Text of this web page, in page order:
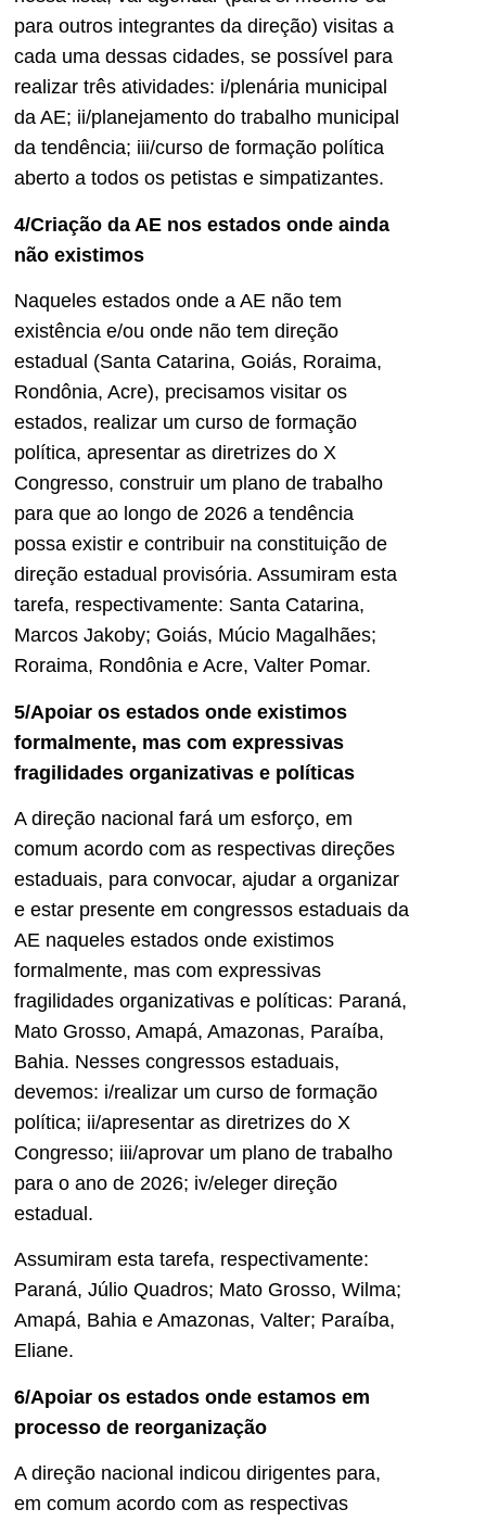
para outros integrantes da direção) visitas a
cada uma dessas cidades, se possível para
realizar três atividades: i/plenária municipal
da AE; ii/planejamento do trabalho municipal
da tendência; iii/curso de formação política
aberto a todos os petistas e simpatizantes.
4/Criação da AE nos estados onde ainda
não existimos
Naqueles estados onde a AE não tem
existência e/ou onde não tem direção
estadual (Santa Catarina, Goiás, Roraima,
Rondônia, Acre), precisamos visitar os
estados, realizar um curso de formação
política, apresentar as diretrizes do X
Congresso, construir um plano de trabalho
para que ao longo de 2026 a tendência
possa existir e contribuir na constituição de
direção estadual provisória. Assumiram esta
tarefa, respectivamente: Santa Catarina,
Marcos Jakoby; Goiás, Múcio Magalhães;
Roraima, Rondônia e Acre, Valter Pomar.
5/Apoiar os estados onde existimos
formalmente, mas com expressivas
fragilidades organizativas e políticas
A direção nacional fará um esforço, em
comum acordo com as respectivas direções
estaduais, para convocar, ajudar a organizar
e estar presente em congressos estaduais da
AE naqueles estados onde existimos
formalmente, mas com expressivas
fragilidades organizativas e políticas: Paraná,
Mato Grosso, Amapá, Amazonas, Paraíba,
Bahia. Nesses congressos estaduais,
devemos: i/realizar um curso de formação
política; ii/apresentar as diretrizes do X
Congresso; iii/aprovar um plano de trabalho
para o ano de 2026; iv/eleger direção
estadual.
Assumiram esta tarefa, respectivamente:
Paraná, Júlio Quadros; Mato Grosso, Wilma;
Amapá, Bahia e Amazonas, Valter; Paraíba,
Eliane.
6/Apoiar os estados onde estamos em
processo de reorganização
A direção nacional indicou dirigentes para,
em comum acordo com as respectivas